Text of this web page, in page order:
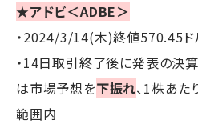
★アドビ＜ADBE＞
・2024/3/14(木)終値570.45ド
・14日取引終了後に発表の決
は市場予想を下振れ、1株あ
範囲内